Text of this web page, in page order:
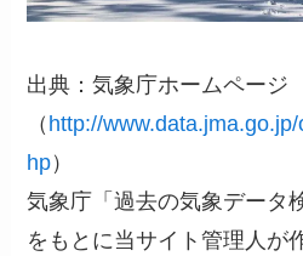
出典：気象庁ホームページ
（ http://
hp）
気象庁「過去の気象データ
をもとに当サイト管理人が